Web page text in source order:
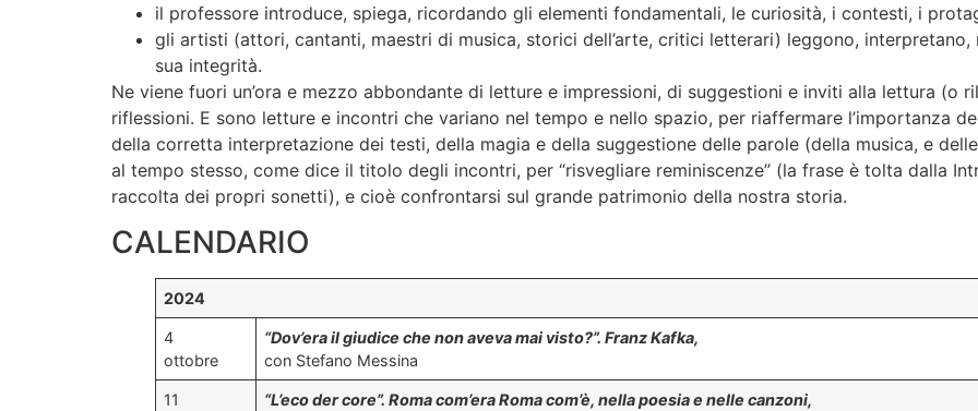
il professore introduce, spiega, ricordando gli elementi fondamentali, le curiosità, i contesti, i
gli artisti (attori, cantanti, maestri di musica, storici dell’arte, critici letterari) leggono,
sua integrità.
Ne viene fuori un’ora e mezzo abbondante di letture e impressioni, di suggestioni e inviti alla lettura (o
riflessioni. E sono letture e incontri che variano nel tempo e nello spazio, per riaffermare l’importanza
della corretta interpretazione dei testi, della magia e della suggestione delle parole (della musica, e
al tempo stesso, come dice il titolo degli incontri, per “risvegliare reminiscenze” (la frase è tolta dalla
raccolta dei propri sonetti), e cioè confrontarsi sul grande patrimonio della nostra storia.
CALENDARIO
2024
4
ottobre
“Dov’era il giudice che non aveva mai visto?”. Franz Kafka,
con Stefano Messina
11
“L’eco der core”. Roma com’era Roma com’è, nella poesia e nelle canzoni,